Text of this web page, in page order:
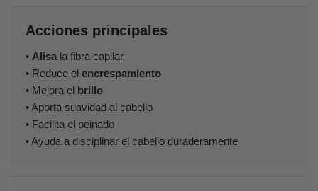
Acciones principales
• Alisa la fibra capilar
• Reduce el encrespamiento
• Mejora el brillo
• Aporta suavidad al cabello
• Facilita el peinado
• Ayuda a disciplinar el cabello duraderamente